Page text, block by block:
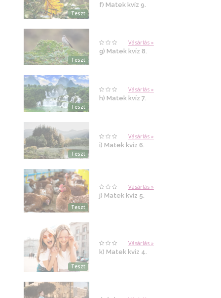
Teszt
f) Matek kvíz 9.
Teszt
Vásárlás »
g) Matek kvíz 8.
Teszt
Vásárlás »
h) Matek kvíz 7.
Teszt
Vásárlás »
i) Matek kvíz 6.
Teszt
Vásárlás »
j) Matek kvíz 5.
Teszt
Vásárlás »
k) Matek kvíz 4.